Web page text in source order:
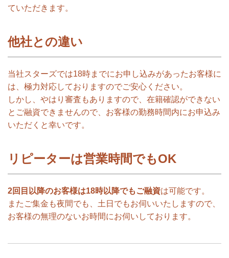
ていただきます。
他社との違い
当社スターズでは18時までにお申し込みがあったお客様に
は、極力対応しておりますのでご安心ください。
しかし、やはり審査もありますので、在籍確認ができない
とご融資できませんので、お客様の勤務時間内にお申込み
いただくと幸いです。
リピーターは営業時間でもOK
2回目以降のお客様は18時以降でもご融資は可能です。
またご集金も夜間でも、土日でもお伺いいたしますので、
お客様の無理のないお時間にお伺いしております。